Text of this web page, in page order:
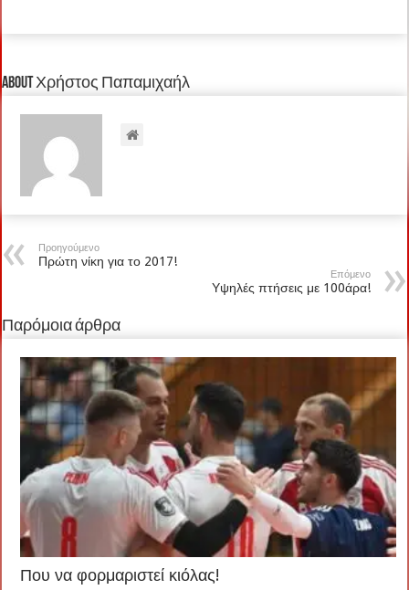
About Χρήστος Παπαμιχαήλ
Προηγούμενο
Πρώτη νίκη για το 2017!
Επόμενο
Υψηλές πτήσεις με 100άρα!
Παρόμοια άρθρα
Που να φορμαριστεί κιόλας!